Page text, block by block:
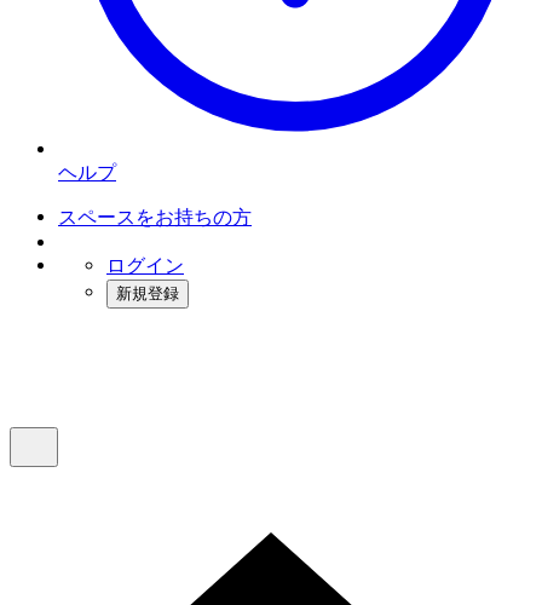
ヘルプ
スペースをお持ちの方
ログイン
新規登録